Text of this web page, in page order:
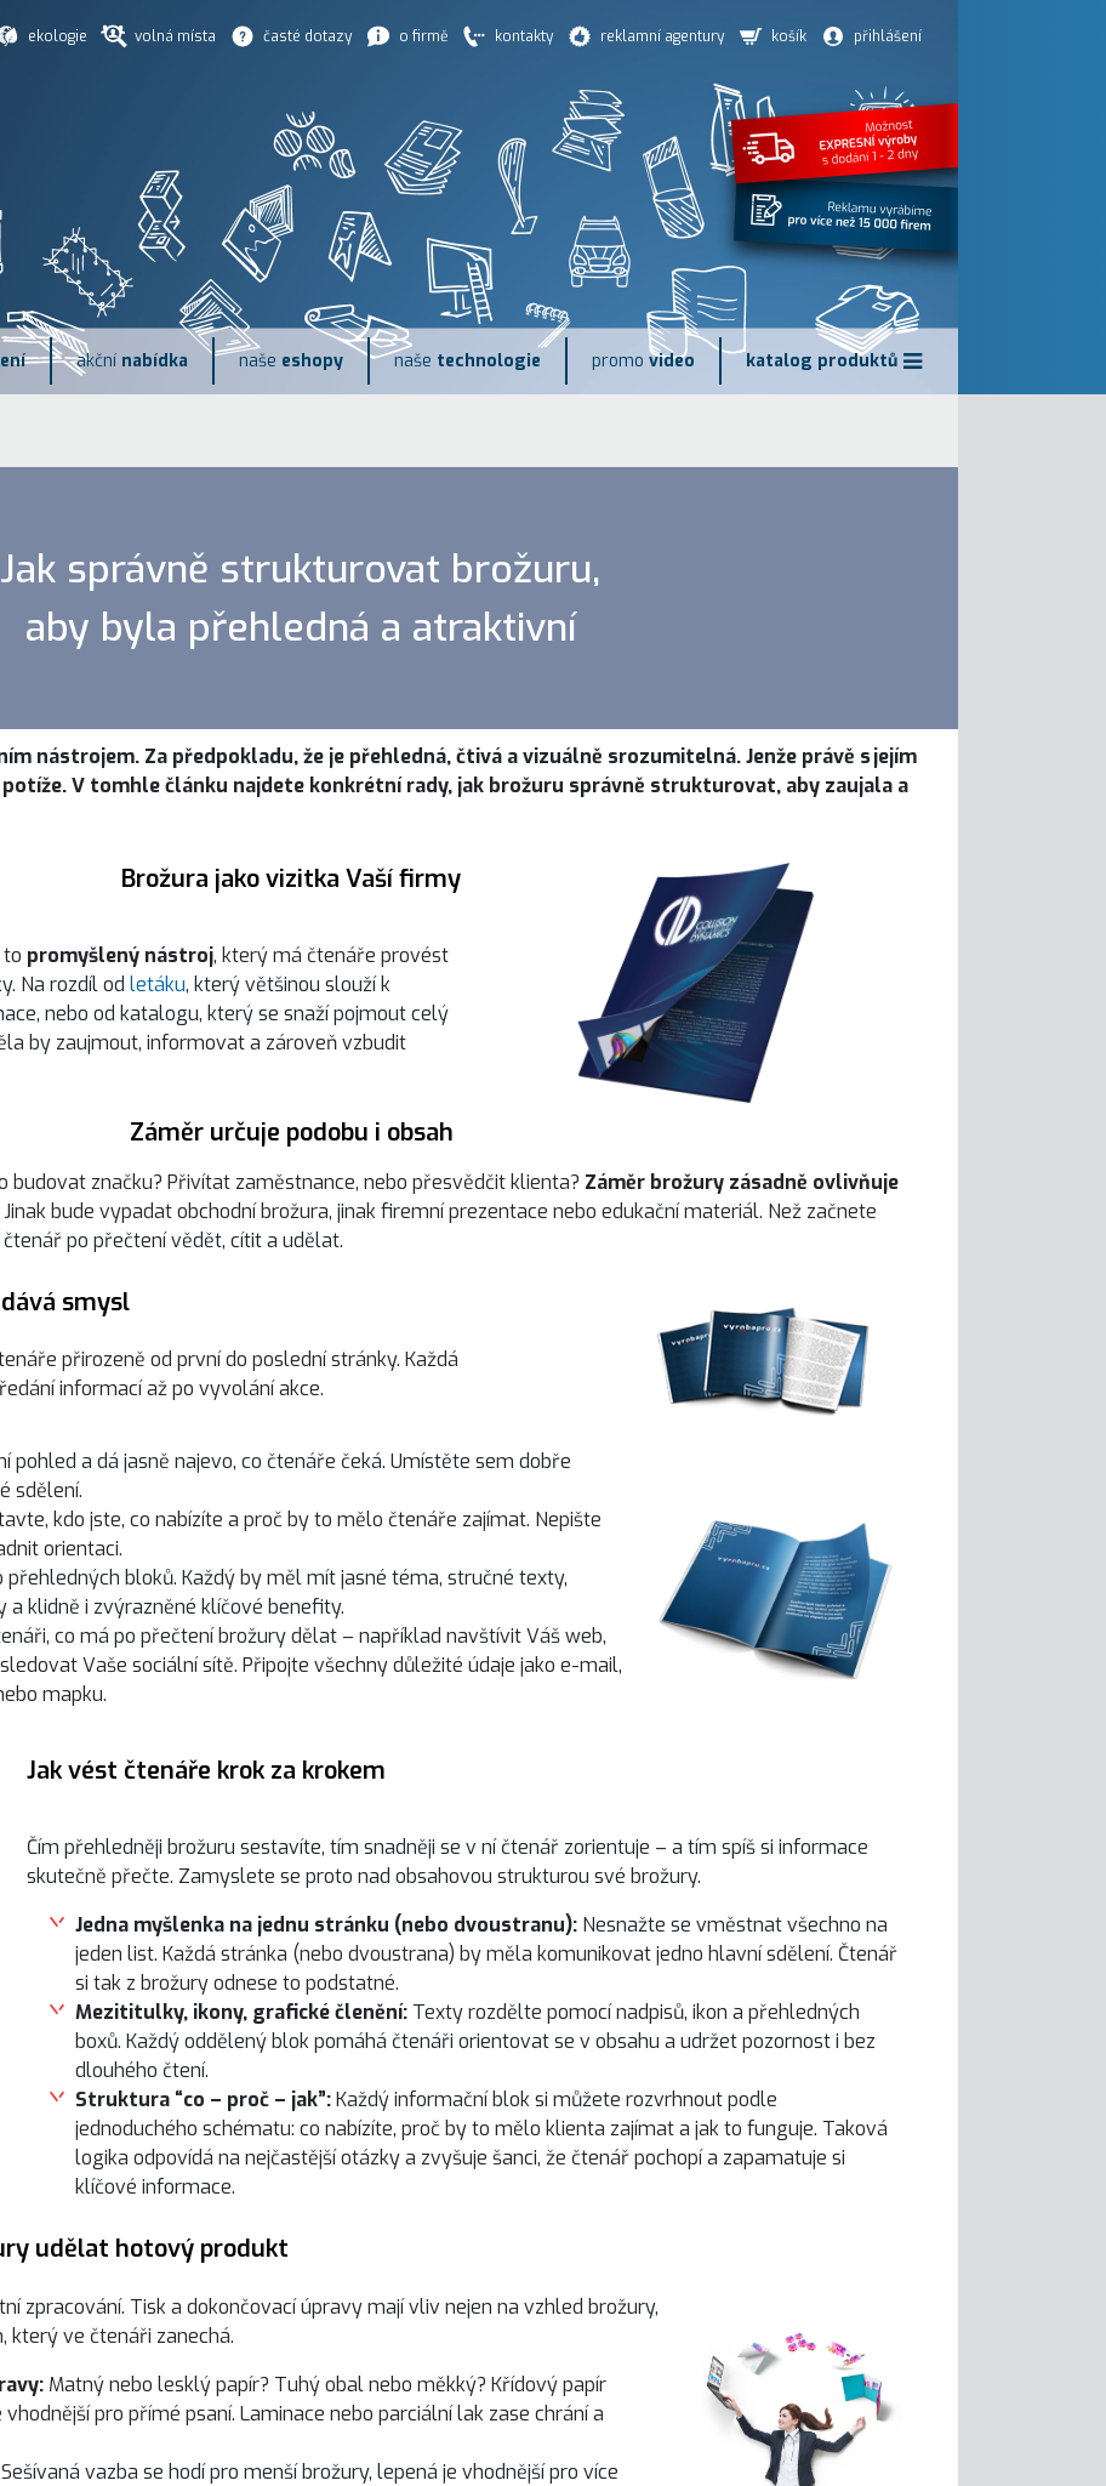
ekologie volná místa časté dotazy o firmě kontakty reklamní agentury košík přihlášení
akční nabídka naše eshopy naše technologie promo video katalog produktů
Jak správně strukturovat brožuru,
aby byla přehledná a atraktivní
nástrojem. Za předpokladu, že je přehledná, čtivá a vizuálně srozumitelná. Jenže právě s jejím
V tomhle článku najdete konkrétní rady, jak brožuru správně strukturovat, aby zaujala a
Brožura jako vizitka Vaší firmy
to promyšlený nástroj, který má čtenáře provést
Na rozdíl od letáku, který většinou slouží k
nebo od katalogu, který se snaží pojmout celý
by zaujmout, informovat a zároveň vzbudit
Záměr určuje podobu i obsah
budovat značku? Přivítat zaměstnance, nebo přesvědčit klienta? Záměr brožury zásadně ovlivňuje
Jinak bude vypadat obchodní brožura, jinak firemní prezentace nebo edukační materiál. Než začnete
po přečtení vědět, cítit a udělat.
smysl
přirozeně od první do poslední stránky. Každá
informací až po vyvolání akce.
pohled a dá jasně najevo, co čtenáře čeká. Umístěte sem dobře
sdělení.
kdo jste, co nabízíte a proč by to mělo čtenáře zajímat. Nepište
orientaci.
přehledných bloků. Každý by měl mít jasné téma, stručné texty,
a klidně i zvýrazněné klíčové benefity.
co má po přečtení brožury dělat – například navštívit Váš web,
Vaše sociální sítě. Připojte všechny důležité údaje jako e-mail,
mapku.
Jak vést čtenáře krok za krokem
Čím přehledněji brožuru sestavíte, tím snadněji se v ní čtenář zorientuje – a tím spíš si informace
skutečně přečte. Zamyslete se proto nad obsahovou strukturou své brožury.
Jedna myšlenka na jednu stránku (nebo dvoustranu): Nesnažte se vměstnat všechno na
jeden list. Každá stránka (nebo dvoustrana) by měla komunikovat jedno hlavní sdělení. Čtenář
si tak z brožury odnese to podstatné.
Mezititulky, ikony, grafické členění: Texty rozdělte pomocí nadpisů, ikon a přehledných
boxů. Každý oddělený blok pomáhá čtenáři orientovat se v obsahu a udržet pozornost i bez
dlouhého čtení.
Struktura “co – proč – jak”:Každý informační blok si můžete rozvrhnout podle
jednoduchého schématu: co nabízíte, proč by to mělo klienta zajímat a jak to funguje. Taková
logika odpovídá na nejčastější otázky a zvyšuje šanci, že čtenář pochopí a zapamatuje si
klíčové informace.
udělat hotový produkt
zpracování. Tisk a dokončovací úpravy mají vliv nejen na vzhled brožury,
který ve čtenáři zanechá.
Matný nebo lesklý papír? Tuhý obal nebo měkký? Křídový papír
pro přímé psaní. Laminace nebo parciální lak zase chrání a
Sešívaná vazba se hodí pro menší brožury, lepená je vhodnější pro více